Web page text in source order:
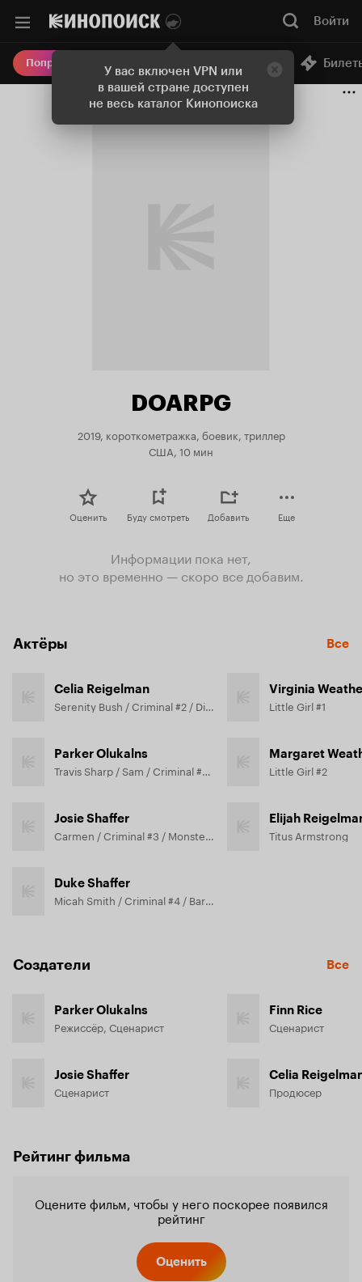
У вас включен VPN или
в вашей стране доступен
не весь каталог Кинопоиска
Войти
Попробовать Плюс Онлайн-кинотеатр
DOARPG
2019, короткометражка, боевик, триллер
США, 10 мин
Оценить Буду смотреть Добавить Еще
Информации пока нет,
но это временно — скоро все добавим.
Актёры Все
Celia Reigelman
Serenity Bush / Criminal #2 / Dino Mask
Parker Olukalns
Travis Sharp / Sam / Criminal #1 / Hyena Mask
Josie Shaffer
Carmen / Criminal #3 / Monster Mask / Spy #1
Duke Shaffer
Micah Smith / Criminal #4 / Bart Mask
Virginia
Little Girl #1
Margaret
Little Girl #2
Elijah
Titus Armstrong
Создатели Все
Parker Olukalns
Режиссёр, Сценарист
Josie Shaffer
Сценарист
Finn Rice
Сценарист
Celia
Продюсер
Рейтинг фильма
Оцените фильм, чтобы у него поскорее появился
рейтинг
Оценить